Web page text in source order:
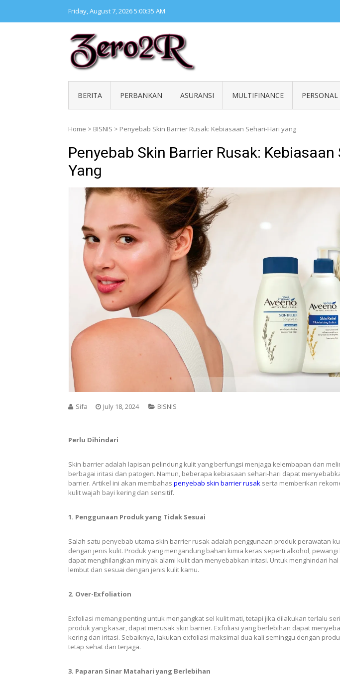
content
Friday, August 7, 20265:00:36 AM
BERITA PERBANKAN ASURANSI MULTIFINANCE
Home > BISNIS > Penyebab Skin Barrier Rusak: Kebiasaan Sehari-Hari yang
Penyebab Skin Barrier Rusak: Kebiasaan
Yang
Sifa July 18, 2024 BISNIS
Perlu Dihindari
Skin barrier adalah lapisan pelindung kulit yang berfungsi menjaga kelembapan dan
berbagai iritasi dan patogen. Namun, beberapa kebiasaan sehari-hari dapat
barrier. Artikel ini akan membahas penyebab skin barrier rusak serta memberikan
kulit wajah bayi kering dan sensitif.
1. Penggunaan Produk yang Tidak Sesuai
Salah satu penyebab utama skin barrier rusak adalah penggunaan produk perawatan
dengan jenis kulit. Produk yang mengandung bahan kimia keras seperti alkohol,
dapat menghilangkan minyak alami kulit dan menyebabkan iritasi. Untuk menghindari
lembut dan sesuai dengan jenis kulit kamu.
2. Over-Exfoliation
Exfoliasi memang penting untuk mengangkat sel kulit mati, tetapi jika dilakukan terlalu
produk yang kasar, dapat merusak skin barrier. Exfoliasi yang berlebihan dapat
kering dan iritasi. Sebaiknya, lakukan exfoliasi maksimal dua kali seminggu dengan
tetap sehat dan terjaga.
3. Paparan Sinar Matahari yang Berlebihan